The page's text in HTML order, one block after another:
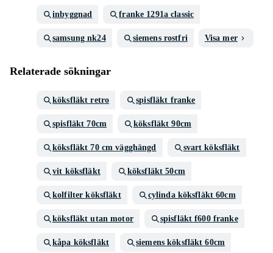
inbyggnad franke 1291a classic
samsung nk24 siemens rostfri Visa mer
Relaterade sökningar
köksfläkt retro spisfläkt franke
spisfläkt 70cm köksfläkt 90cm
köksfläkt 70 cm vägghängd svart köksfläkt
vit köksfläkt köksfläkt 50cm
kolfilter köksfläkt cylinda köksfläkt 60cm
köksfläkt utan motor spisfläkt f600 franke
kåpa köksfläkt siemens köksfläkt 60cm